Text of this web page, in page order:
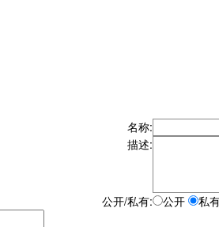
名称:
描述:
公开/私有: 公开
私